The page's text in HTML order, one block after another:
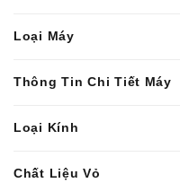
Loại Máy
Thông Tin Chi Tiết Máy
Loại Kính
Chất Liệu Vỏ